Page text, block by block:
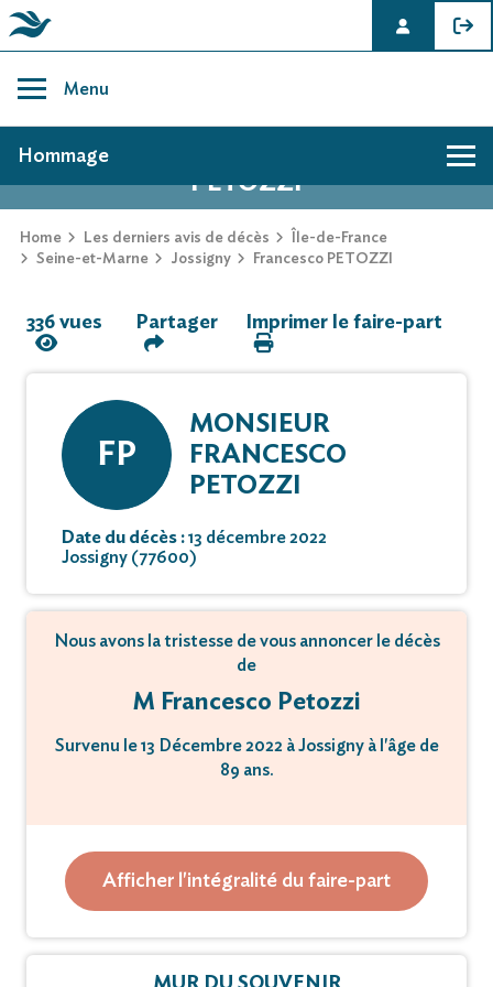
content
Menu
AVIS DE DÉCÈS DE FRANCESCO
PETOZZI
Home Les derniers avis de décès
Île-de-France
Seine-et-Marne
Jossigny Francesco PETOZZI
Hommage
336 vues Partager Imprimer le faire-part
FP
MONSIEUR
FRANCESCO
PETOZZI
Date du décès :13 décembre 2022
Jossigny (77600)
Nous avons la tristesse de vous annoncer le décès
de
M Francesco Petozzi
Survenu le 13 Décembre 2022 à Jossigny à l'âge de
89 ans.
de Notre Dame des Ardents de Lagny-sur-Marne
le Mardi 20 Décembre 2022 à 10 heures 30.
Afficher l'intégralité du faire-part